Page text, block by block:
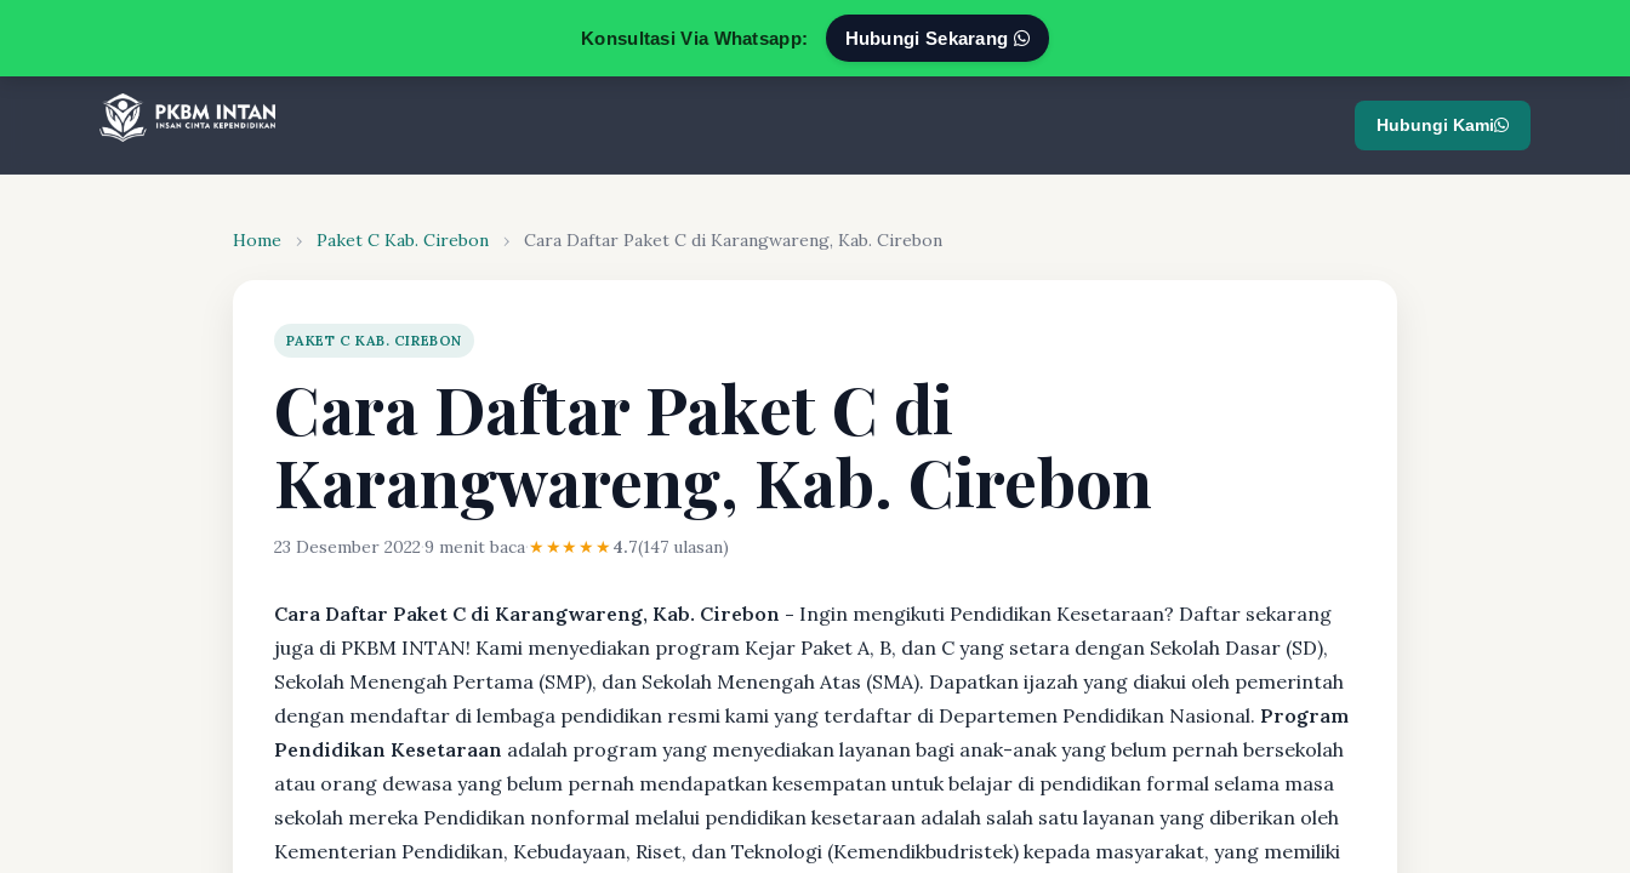
Konsultasi Via Whatsapp: Hubungi Sekarang
Hubungi Kami
Home › Paket C Kab. Cirebon › Cara Daftar Paket C di Karangwareng, Kab. Cirebon
PAKET C KAB. CIREBON
Cara Daftar Paket C di
Karangwareng, Kab. Cirebon
23 Desember 2022·9 menit baca·★★★★★4.7(147 ulasan)
Cara Daftar Paket C di Karangwareng, Kab. Cirebon - Ingin mengikuti Pendidikan Kesetaraan? Daftar sekarang
juga di PKBM INTAN! Kami menyediakan program Kejar Paket A, B, dan C yang setara dengan Sekolah Dasar (SD),
Sekolah Menengah Pertama (SMP), dan Sekolah Menengah Atas (SMA). Dapatkan ijazah yang diakui oleh pemerintah
dengan mendaftar di lembaga pendidikan resmi kami yang terdaftar di Departemen Pendidikan Nasional. Program
Pendidikan Kesetaraan adalah program yang menyediakan layanan bagi anak-anak yang belum pernah bersekolah
atau orang dewasa yang belum pernah mendapatkan kesempatan untuk belajar di pendidikan formal selama masa
sekolah mereka Pendidikan nonformal melalui pendidikan kesetaraan adalah salah satu layanan yang diberikan oleh
Kementerian Pendidikan, Kebudayaan, Riset, dan Teknologi (Kemendikbudristek) kepada masyarakat, yang memiliki